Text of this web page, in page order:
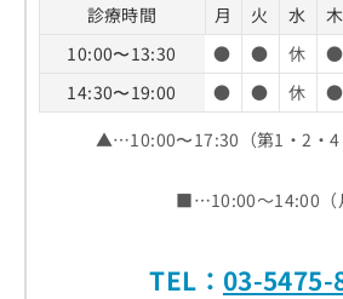
診療時間 月 火 水 木
10:00〜13:30
● ● 休 ●
14:30〜19:00
● ● 休 ●
▲…10:00〜17:30（第1・2・4
■…10:00～14:00（
TEL： 03-5475-